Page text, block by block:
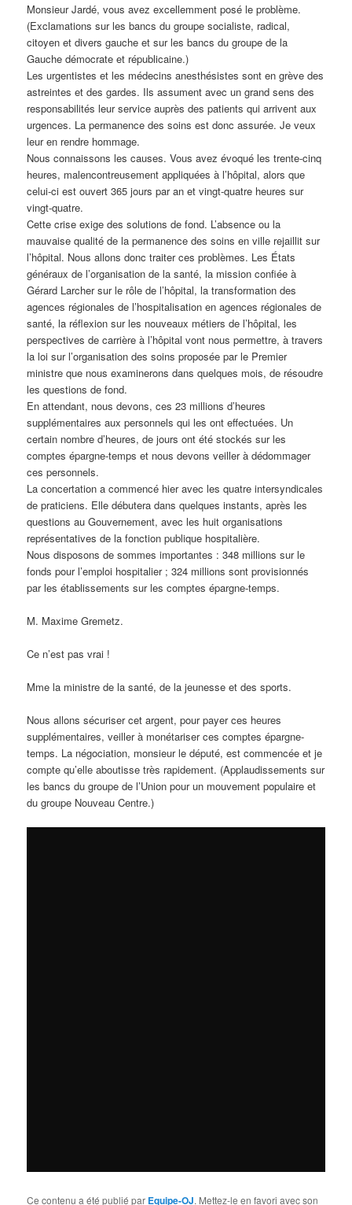
Monsieur Jardé, vous avez excellemment posé le problème.
(Exclamations sur les bancs du groupe socialiste, radical,
citoyen et divers gauche et sur les bancs du groupe de la
Gauche démocrate et républicaine.)
Les urgentistes et les médecins anesthésistes sont en grève des
astreintes et des gardes. Ils assument avec un grand sens des
responsabilités leur service auprès des patients qui arrivent aux
urgences. La permanence des soins est donc assurée. Je veux
leur en rendre hommage.
Nous connaissons les causes. Vous avez évoqué les trente-cinq
heures, malencontreusement appliquées à l’hôpital, alors que
celui-ci est ouvert 365 jours par an et vingt-quatre heures sur
vingt-quatre.
Cette crise exige des solutions de fond. L’absence ou la
mauvaise qualité de la permanence des soins en ville rejaillit sur
l’hôpital. Nous allons donc traiter ces problèmes. Les États
généraux de l’organisation de la santé, la mission confiée à
Gérard Larcher sur le rôle de l’hôpital, la transformation des
agences régionales de l’hospitalisation en agences régionales de
santé, la réflexion sur les nouveaux métiers de l’hôpital, les
perspectives de carrière à l’hôpital vont nous permettre, à travers
la loi sur l’organisation des soins proposée par le Premier
ministre que nous examinerons dans quelques mois, de résoudre
les questions de fond.
En attendant, nous devons, ces 23 millions d’heures
supplémentaires aux personnels qui les ont effectuées. Un
certain nombre d’heures, de jours ont été stockés sur les
comptes épargne-temps et nous devons veiller à dédommager
ces personnels.
La concertation a commencé hier avec les quatre intersyndicales
de praticiens. Elle débutera dans quelques instants, après les
questions au Gouvernement, avec les huit organisations
représentatives de la fonction publique hospitalière.
Nous disposons de sommes importantes : 348 millions sur le
fonds pour l’emploi hospitalier ; 324 millions sont provisionnés
par les établissements sur les comptes épargne-temps.
M. Maxime Gremetz.
Ce n’est pas vrai !
Mme la ministre de la santé, de la jeunesse et des sports.
Nous allons sécuriser cet argent, pour payer ces heures
supplémentaires, veiller à monétariser ces comptes épargne-
temps. La négociation, monsieur le député, est commencée et je
compte qu’elle aboutisse très rapidement. (Applaudissements sur
les bancs du groupe de l’Union pour un mouvement populaire et
du groupe Nouveau Centre.)
Ce contenu a été publié par Equipe-OJ. Mettez-le en favori avec son